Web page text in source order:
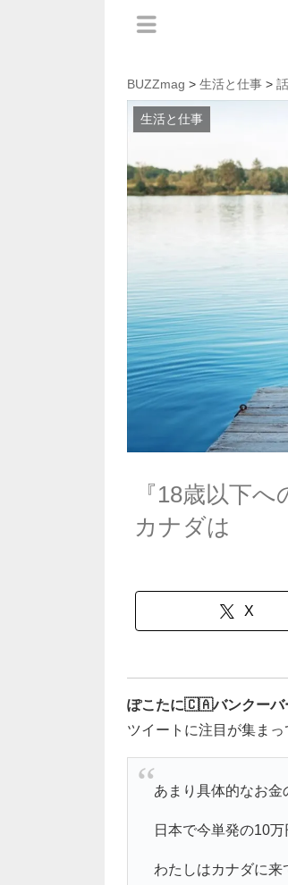
BUZZmag > 生活と仕事 >
生活と仕事
『18歳以下
カナダは
X
ぽこたに🇨🇦バンクーバ
ツイートに注目が集まっ
あまり具体的なお
日本で今単発の10
わたしはカナダに